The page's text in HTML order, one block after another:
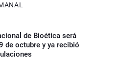
de Bioética será
de octubre y ya recibió